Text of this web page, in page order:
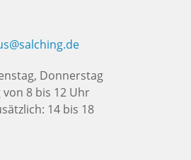
Donnerstag
8 bis 12 Uhr
14 bis 18